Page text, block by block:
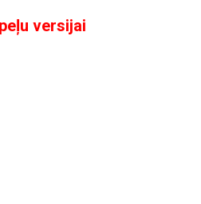
versijai